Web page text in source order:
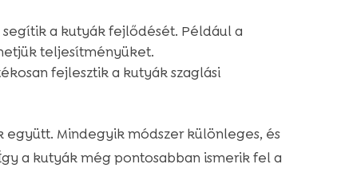
a kutyák fejlődését. Például a
teljesítményüket.
fejlesztik a kutyák szaglási
Mindegyik módszer különleges, és
a kutyák még pontosabban ismerik fel a